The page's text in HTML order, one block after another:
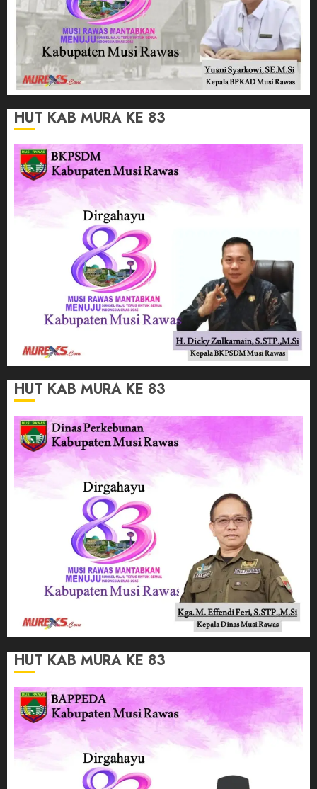
HUT KAB MURA KE 83
HUT KAB MURA KE 83
HUT KAB MURA KE 83